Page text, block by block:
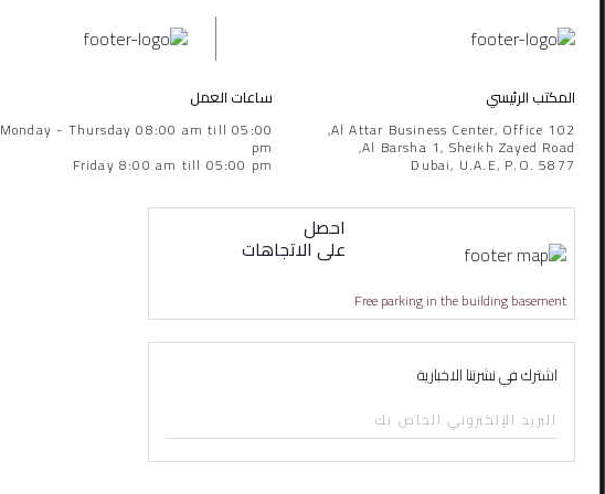
المكتب الرئيسي
Al Attar Business Center, Office 102,
Al Barsha 1, Sheikh Zayed Road,
Dubai, U.A.E, P.O. 5877
ساعات العمل
Monday - Thursday 08:00 am till 05:00
pm
Friday 8:00 am till 05:00 pm
احصل
على الاتجاهات
Free parking in the building basement
اشترك في نشرتنا الاخبارية